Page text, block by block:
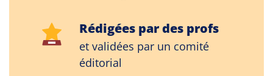
Rédigées par des profs
et validées par un comité
éditorial